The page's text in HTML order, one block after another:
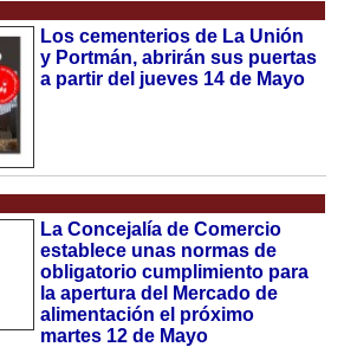
Los cementerios de La Unión
y Portmán, abrirán sus puertas
a partir del jueves 14 de Mayo
La Concejalía de Comercio
establece unas normas de
obligatorio cumplimiento para
la apertura del Mercado de
alimentación el próximo
martes 12 de Mayo